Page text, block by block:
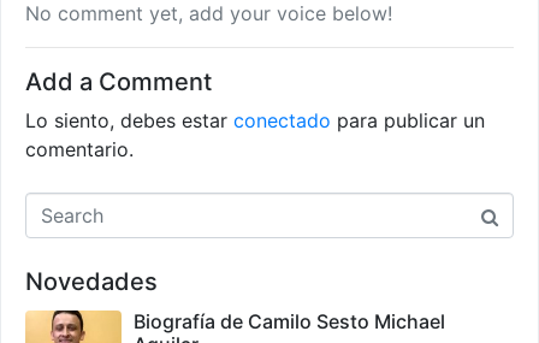
No comment yet, add your voice below!
Add a Comment
Lo siento, debes estar conectado para publicar un
comentario.
Novedades
Biografía de Camilo Sesto Michael